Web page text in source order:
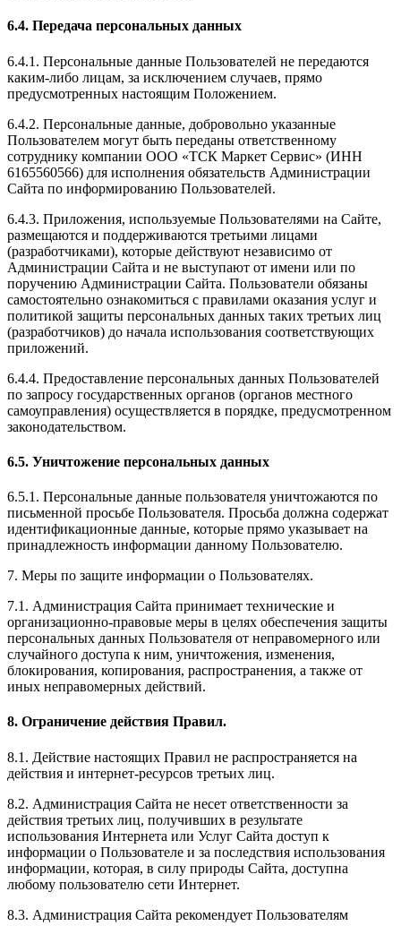
6.4. Передача персональных данных
6.4.1. Персональные данные Пользователей не передаются
каким-либо лицам, за исключением случаев, прямо
предусмотренных настоящим Положением.
6.4.2. Персональные данные, добровольно указанные
Пользователем могут быть переданы ответственному
сотруднику компании ООО «ТСК Маркет Сервис» (ИНН
6165560566) для исполнения обязательств Администрации
Сайта по информированию Пользователей.
6.4.3. Приложения, используемые Пользователями на Сайте,
размещаются и поддерживаются третьими лицами
(разработчиками), которые действуют независимо от
Администрации Сайта и не выступают от имени или по
поручению Администрации Сайта. Пользователи обязаны
самостоятельно ознакомиться с правилами оказания услуг и
политикой защиты персональных данных таких третьих лиц
(разработчиков) до начала использования соответствующих
приложений.
6.4.4. Предоставление персональных данных Пользователей
по запросу государственных органов (органов местного
самоуправления) осуществляется в порядке, предусмотренном
законодательством.
6.5. Уничтожение персональных данных
6.5.1. Персональные данные пользователя уничтожаются по
письменной просьбе Пользователя. Просьба должна содержат
идентификационные данные, которые прямо указывает на
принадлежность информации данному Пользователю.
7. Меры по защите информации о Пользователях.
7.1. Администрация Сайта принимает технические и
организационно-правовые меры в целях обеспечения защиты
персональных данных Пользователя от неправомерного или
случайного доступа к ним, уничтожения, изменения,
блокирования, копирования, распространения, а также от
иных неправомерных действий.
8. Ограничение действия Правил.
8.1. Действие настоящих Правил не распространяется на
действия и интернет-ресурсов третьих лиц.
8.2. Администрация Сайта не несет ответственности за
действия третьих лиц, получивших в результате
использования Интернета или Услуг Сайта доступ к
информации о Пользователе и за последствия использования
информации, которая, в силу природы Сайта, доступна
любому пользователю сети Интернет.
8.3. Администрация Сайта рекомендует Пользователям